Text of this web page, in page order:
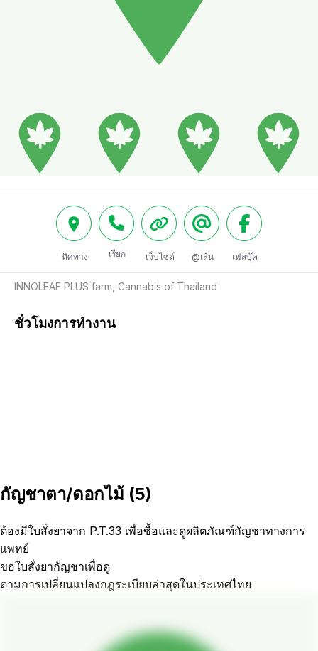
ทิศทาง เรียก เว็บไซต์ @เส้น เฟสบุ๊ค
INNOLEAF PLUS farm, Cannabis of Thailand
ชั่วโมงการทำงาน
กัญชาตา/ดอกไม้ (5)
ต้องมีใบสั่งยาจาก P.T.33 เพื่อซื้อและดูผลิตภัณฑ์กัญชาทางการ
แพทย์
ขอใบสั่งยากัญชาเพื่อดู
ตามการเปลี่ยนแปลงกฎระเบียบล่าสุดในประเทศไทย